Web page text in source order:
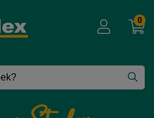
niet in te loggen !!
korting – zakelijke prijzen.
0